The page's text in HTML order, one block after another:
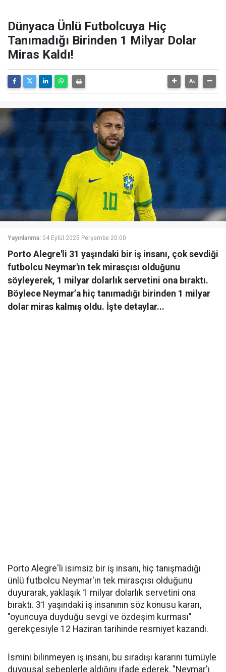
Dünyaca Ünlü Futbolcuya Hiç
Tanımadığı Birinden 1 Milyar Dolar
Miras Kaldı!
Yayınlanma: 04 Eylül 2025 Perşembe 20:00
Porto Alegre'li 31 yaşındaki bir iş insanı, çok sevdiği
futbolcu Neymar'ın tek mirasçısı olduğunu
söyleyerek, 1 milyar dolarlık servetini ona bıraktı.
Böylece Neymar’a hiç tanımadığı birinden 1 milyar
dolar miras kalmış oldu. İşte detaylar...
Porto Alegre'li isimsiz bir iş insanı, hiç tanışmadığı
ünlü futbolcu Neymar'ın tek mirasçısı olduğunu
duyurarak, yaklaşık 1 milyar dolarlık servetini ona
bıraktı. 31 yaşındaki iş insanının söz konusu kararı,
"oyuncuya duyduğu sevgi ve özdeşim kurması"
gerekçesiyle 12 Haziran tarihinde resmiyet kazandı.
İsmini bilinmeyen iş insanı, bu sıradışı kararını tümüyle
duygusal sebeplerle aldığını ifade ederek, "Neymar'ı